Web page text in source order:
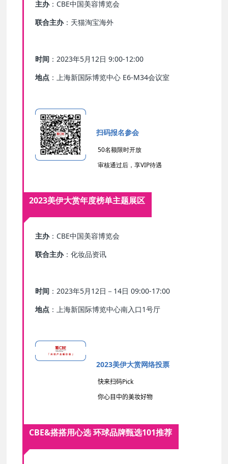
主办：CBE中国美容博览会
联合主办：天猫淘宝海外
时间 ：2023年5月12日 9:00-12:00
地点 ：上海新国际博览中心 E6-M34会议室
扫码报名参会
50名额限时开放
审核通过后，享VIP待遇
2023美伊大赏年度榜单主题展区
主办：CBE中国美容博览会
联合主办：化妆品资讯
时间 ：2023年5月12日－14日 09:00-17:00
地点 ：上海新国际博览中心南入口1号厅
2023美伊大赏网络投票
快来扫码Pick
你心目中的美妆好物
CBE&搭搭用心选环球品牌甄选101推荐